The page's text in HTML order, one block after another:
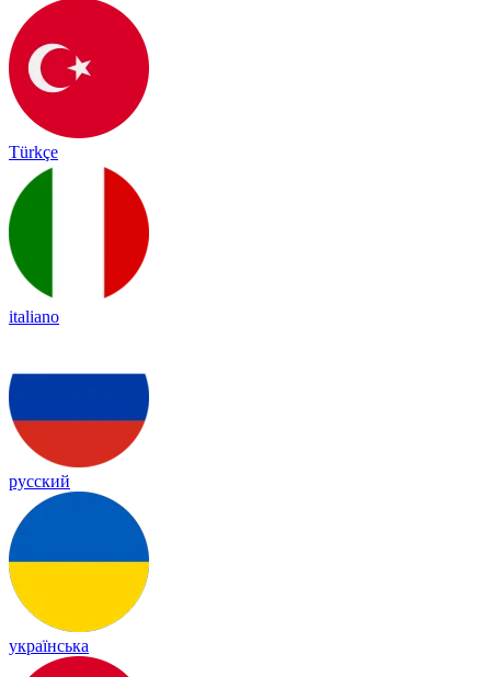
Türkçe
italiano
русский
українська